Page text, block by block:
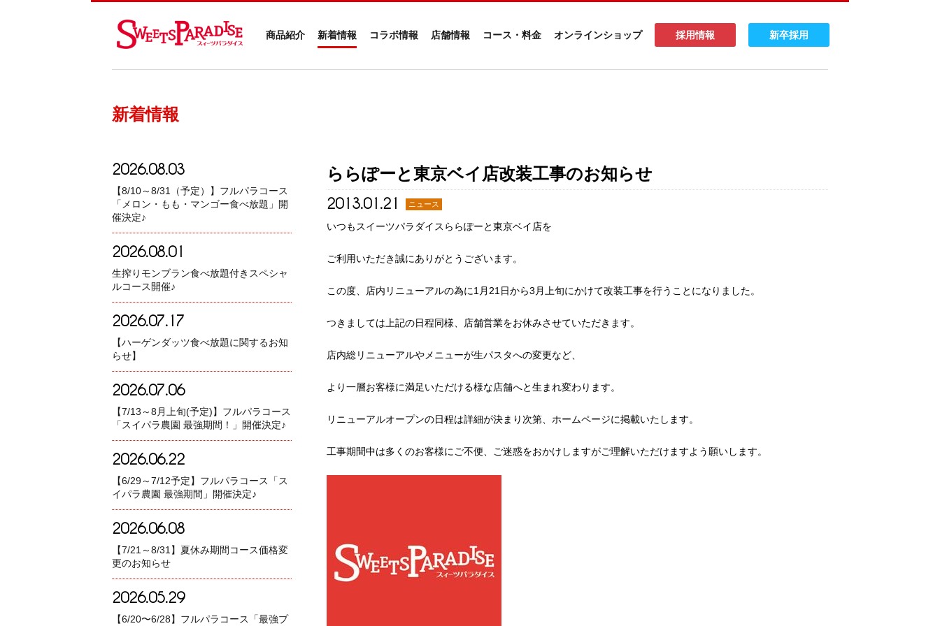
商品紹介 新着情報 コラボ情報 店舗情報 コース・料金 オンラインショップ 採用情報 新卒採用
新着情報
2026.08.03
【8/10～8/31（予定）】フルパラコース
「メロン・もも・マンゴー食べ放題」開
催決定♪
2026.08.01
生搾りモンブラン食べ放題付きスペシャ
ルコース開催♪
2026.07.17
【ハーゲンダッツ食べ放題に関するお知
らせ】
2026.07.06
【7/13～8月上旬(予定)】フルパラコース
「スイパラ農園 最強期間！」開催決定♪
2026.06.22
【6/29～7/12予定】フルパラコース「ス
イパラ農園 最強期間」開催決定♪
2026.06.08
【7/21～8/31】夏休み期間コース価格変
更のお知らせ
2026.05.29
【6/20〜6/28】フルパラコース「最強プ
ららぽーと東京ベイ店改装工事のお知らせ
2013.01.21 ニュース
いつもスイーツパラダイスららぽーと東京ベイ店を
ご利用いただき誠にありがとうございます。
この度、店内リニューアルの為に1月21日から3月上旬にかけて改装工事を行うことになりました。
つきましては上記の日程同様、店舗営業をお休みさせていただきます。
店内総リニューアルやメニューが生パスタへの変更など、
より一層お客様に満足いただける様な店舗へと生まれ変わります。
リニューアルオープンの日程は詳細が決まり次第、ホームページに掲載いたします。
工事期間中は多くのお客様にご不便、ご迷惑をおかけしますがご理解いただけますよう願いします。